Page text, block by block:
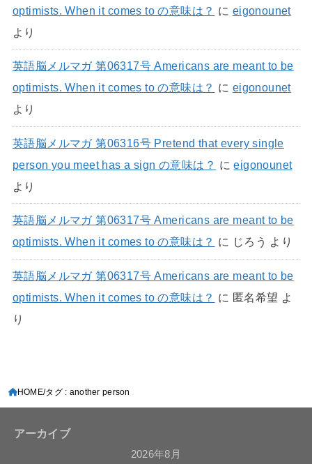
optimists. When it comes to の意味は？ に eigonounet
より
英語脳メルマガ 第06317号 Americans are meant to be
optimists. When it comes to の意味は？ に eigonounet
より
英語脳メルマガ 第06316号 Pretend that every single
person you meet has a sign の意味は？ にeigonounet
より
英語脳メルマガ 第06317号 Americans are meant to be
optimists. When it comes to の意味は？ に じろう より
英語脳メルマガ 第06317号 Americans are meant to be
optimists. When it comes to の意味は？ に 匿名希望 よ
り
HOME タグ : another person
アーカイブ
2026年8月